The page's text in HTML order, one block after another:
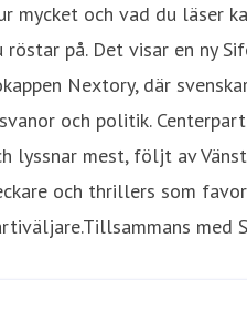
mycket och vad du läser
röstar på. Det visar en ny
Nextory, där
och politik.
lyssnar mest, följt av
och thrillers som
med